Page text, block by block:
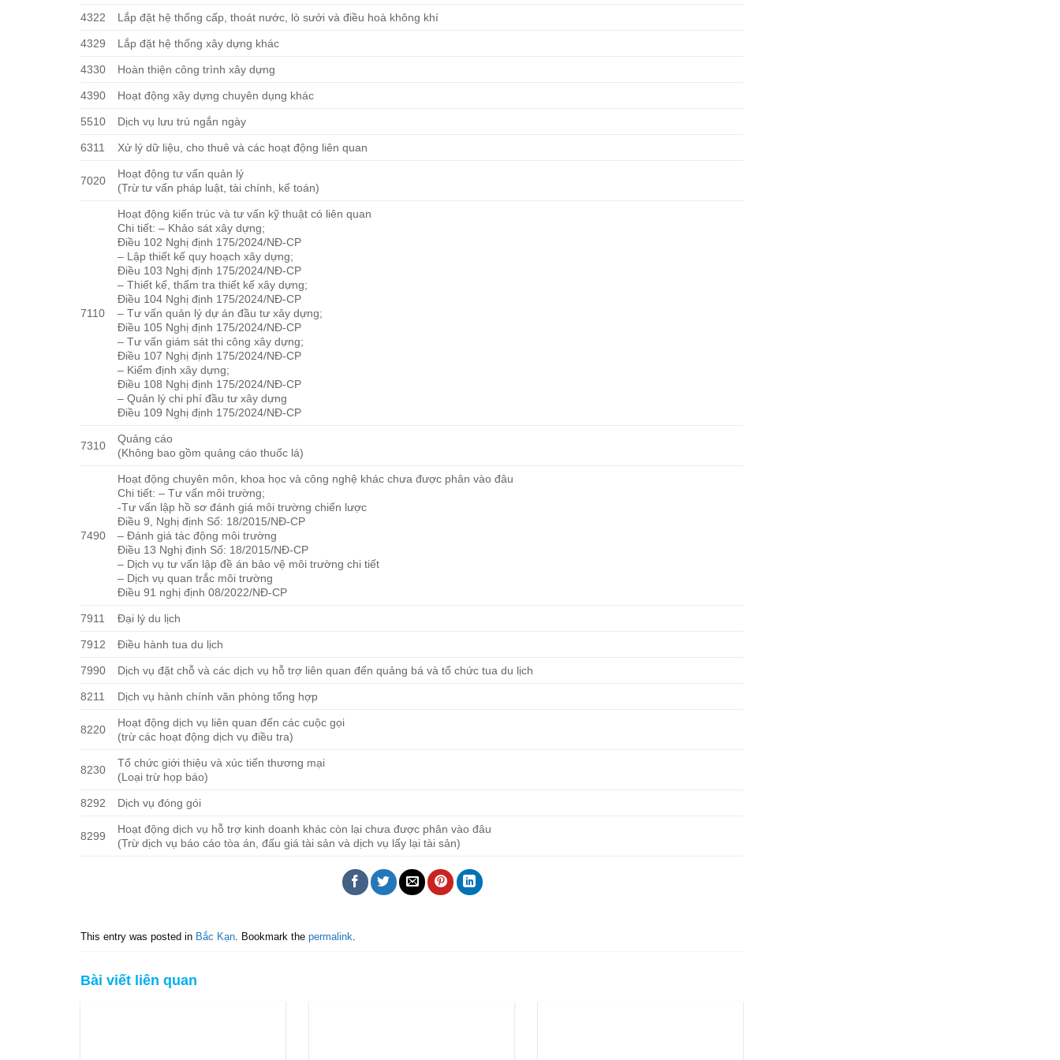
4322 Lắp đặt hệ thống cấp, thoát nước, lò sưởi và điều hoà không khí
4329 Lắp đặt hệ thống xây dựng khác
4330 Hoàn thiện công trình xây dựng
4390 Hoạt động xây dựng chuyên dụng khác
5510 Dịch vụ lưu trú ngắn ngày
6311 Xử lý dữ liệu, cho thuê và các hoạt động liên quan
7020
Hoạt động tư vấn quản lý
(Trừ tư vấn pháp luật, tài chính, kế toán)
7110
Hoạt động kiến trúc và tư vấn kỹ thuật có liên quan
Chi tiết: – Khảo sát xây dựng;
Điều 102 Nghị định 175/2024/NĐ-CP
– Lập thiết kế quy hoạch xây dựng;
Điều 103 Nghị định 175/2024/NĐ-CP
– Thiết kế, thẩm tra thiết kế xây dựng;
Điều 104 Nghị định 175/2024/NĐ-CP
– Tư vấn quản lý dự án đầu tư xây dựng;
Điều 105 Nghị định 175/2024/NĐ-CP
– Tư vấn giám sát thi công xây dựng;
Điều 107 Nghị định 175/2024/NĐ-CP
– Kiểm định xây dựng;
Điều 108 Nghị định 175/2024/NĐ-CP
– Quản lý chi phí đầu tư xây dựng
Điều 109 Nghị định 175/2024/NĐ-CP
7310
Quảng cáo
(Không bao gồm quảng cáo thuốc lá)
7490
Hoạt động chuyên môn, khoa học và công nghệ khác chưa được phân vào đâu
Chi tiết: – Tư vấn môi trường;
-Tư vấn lập hồ sơ đánh giá môi trường chiến lược
Điều 9, Nghị định Số: 18/2015/NĐ-CP
– Đánh giá tác động môi trường
Điều 13 Nghị định Số: 18/2015/NĐ-CP
– Dịch vụ tư vấn lập đề án bảo vệ môi trường chi tiết
– Dịch vụ quan trắc môi trường
Điều 91 nghị định 08/2022/NĐ-CP
7911 Đại lý du lịch
7912 Điều hành tua du lịch
7990 Dịch vụ đặt chỗ và các dịch vụ hỗ trợ liên quan đến quảng bá và tổ chức tua du lịch
8211 Dịch vụ hành chính văn phòng tổng hợp
8220
Hoạt động dịch vụ liên quan đến các cuộc gọi
(trừ các hoạt động dịch vụ điều tra)
8230
Tổ chức giới thiệu và xúc tiến thương mại
(Loại trừ họp báo)
8292 Dịch vụ đóng gói
8299
Hoạt động dịch vụ hỗ trợ kinh doanh khác còn lại chưa được phân vào đâu
(Trừ dịch vụ báo cáo tòa án, đấu giá tài sản và dịch vụ lấy lại tài sản)
This entry was posted in Bắc Kạn. Bookmark the permalink.
Bài viết liên quan